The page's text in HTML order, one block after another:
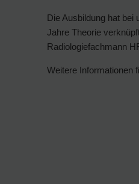
Die Ausbildung hat bei
Jahre Theorie
Radiologiefachmann
Weitere Informationen